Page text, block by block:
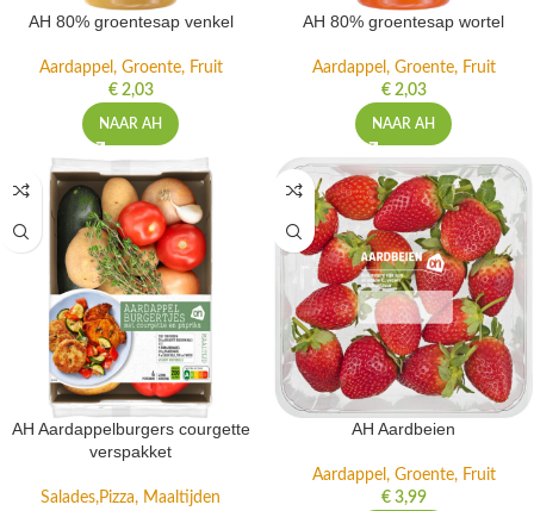
AH 80% groentesap venkel
Aardappel, Groente, Fruit
€2,03
NAAR AH
AH 80% groentesap wortel
Aardappel, Groente, Fruit
€2,03
NAAR AH
AH Aardappelburgers courgette
verspakket
Salades,Pizza, Maaltijden
AH Aardbeien
Aardappel, Groente, Fruit
€3,99